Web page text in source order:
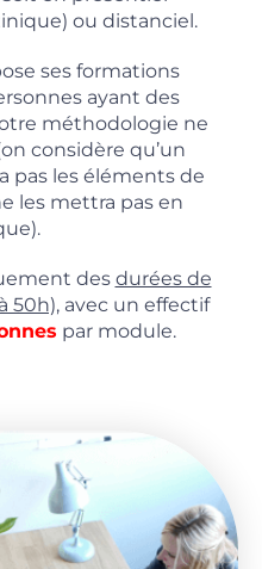
ou distanciel.
ses formations
ayant des
méthodologie ne
considère qu’un
pas les éléments de
les mettra pas en
des durées de
50h), avec un effectif
par module.